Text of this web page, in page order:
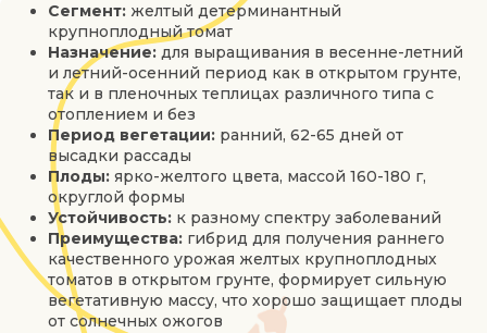
Сегмент: желтый детерминантный
крупноплодный томат
Назначение: для выращивания в весенне-летний
и летний-осенний период как в открытом грунте,
так и в пленочных теплицах различного типа с
отоплением и без
Период вегетации: ранний, 62-65 дней от
высадки рассады
Плоды: ярко-желтого цвета, массой 160-180 г,
округлой формы
Устойчивость: к разному спектру заболеваний
Преимущества: гибрид для получения раннего
качественного урожая желтых крупноплодных
томатов в открытом грунте, формирует сильную
вегетативную массу, что хорошо защищает плоды
от солнечных ожогов